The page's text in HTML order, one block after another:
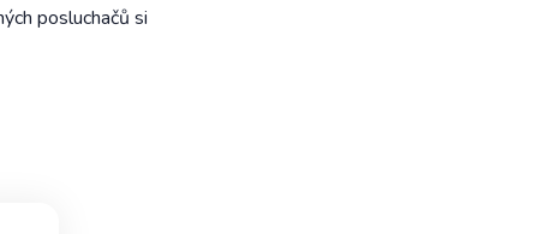
posluchačů si